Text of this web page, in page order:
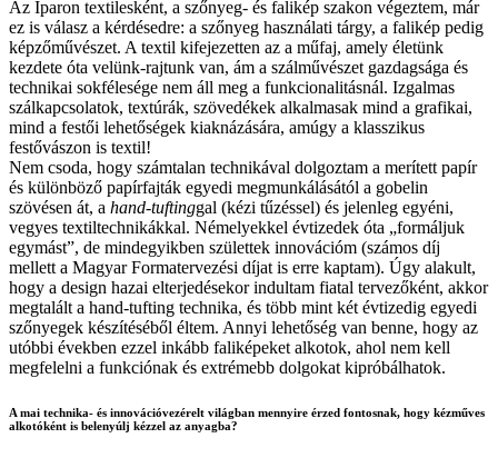
Az Iparon textilesként, a szőnyeg- és falikép szakon végeztem, már
ez is válasz a kérdésedre: a szőnyeg használati tárgy, a falikép pedig
képzőművészet. A textil kifejezetten az a műfaj, amely életünk
kezdete óta velünk-rajtunk van, ám a szálművészet gazdagsága és
technikai sokfélesége nem áll meg a funkcionalitásnál. Izgalmas
szálkapcsolatok, textúrák, szövedékek alkalmasak mind a grafikai,
mind a festői lehetőségek kiaknázására, amúgy a klasszikus
festővászon is textil!
Nem csoda, hogy számtalan technikával dolgoztam a merített papír
és különböző papírfajták egyedi megmunkálásától a gobelin
szövésen át, a hand-tuftinggal (kézi tűzéssel) és jelenleg egyéni,
vegyes textiltechnikákkal. Némelyekkel évtizedek óta „formáljuk
egymást”, de mindegyikben születtek innovációm (számos díj
mellett a Magyar Formatervezési díjat is erre kaptam). Úgy alakult,
hogy a design hazai elterjedésekor indultam fiatal tervezőként, akkor
megtalált a hand-tufting technika, és több mint két évtizedig egyedi
szőnyegek készítéséből éltem. Annyi lehetőség van benne, hogy az
utóbbi években ezzel inkább faliképeket alkotok, ahol nem kell
megfelelni a funkciónak és extrémebb dolgokat kipróbálhatok.
A mai technika- és innovációvezérelt világban mennyire érzed fontosnak, hogy kézműves
alkotóként is belenyúlj kézzel az anyagba?